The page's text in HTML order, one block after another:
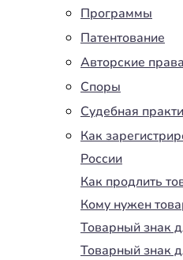
Программы
Патентование
Авторские права
Споры
Судебная
Как
России
Как продлить
Кому нужен
Товарный знак
Товарный знак